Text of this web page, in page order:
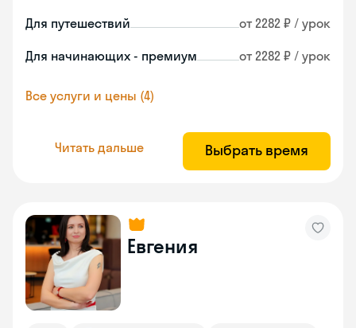
Для путешествий от 2282 ₽ / урок
Для начинающих - премиум от 2282 ₽ / урок
Все услуги и цены (4)
Читать дальше Выбрать время
Евгения